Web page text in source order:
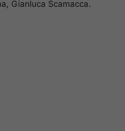
Gianluca Scamacca.